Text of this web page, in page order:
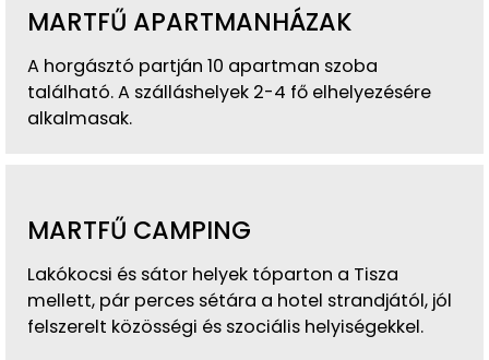
MARTFŰ APARTMANHÁZAK
A horgásztó partján 10 apartman szoba
található. A szálláshelyek 2-4 fő elhelyezésére
alkalmasak.
MARTFŰ CAMPING
Lakókocsi és sátor helyek tóparton a Tisza
mellett, pár perces sétára a hotel strandjától, jól
felszerelt közösségi és szociális helyiségekkel.